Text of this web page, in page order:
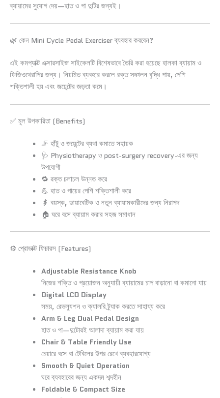
ব্যায়ামের সুযোগ দেয়—হাত ও পা দুটির জন্যই।
🌿 কেন Mini Cycle Pedal Exerciser ব্যবহার করবেন?
এই কমপ্যাক্ট এক্সারসাইজ সাইকেলটি বিশেষভাবে তৈরি করা হয়েছে হালকা ব্যায়াম ও
ফিজিওথেরাপির জন্য। নিয়মিত ব্যবহার করলে রক্ত সঞ্চালন বৃদ্ধি পায়, পেশি
শক্তিশালী হয় এবং জয়েন্টের জড়তা কমে।
✅ মূল উপকারিতা (Benefits)
🦵 হাঁটু ও জয়েন্টের ব্যথা কমাতে সহায়ক
🩺 Physiotherapy ও post-surgery recovery-এর জন্য
উপযোগী
🔁 রক্ত চলাচল উন্নত করে
💪 হাত ও পায়ের পেশি শক্তিশালী করে
👵 বয়স্ক, ডায়াবেটিক ও নতুন ব্যায়ামকারীদের জন্য নিরাপদ
🏠 ঘরে বসে ব্যায়াম করার সহজ সমাধান
⚙️ প্রোডাক্ট ফিচারস (Features)
Adjustable Resistance Knob
নিজের শক্তি ও প্রয়োজন অনুযায়ী ব্যায়ামের চাপ বাড়ানো বা কমানো যায়
Digital LCD Display
সময়, রেভল্যুশন ও ক্যালরি ট্র্যাক করতে সাহায্য করে
Arm & Leg Dual Pedal Design
হাত ও পা—দুটোরই আলাদা ব্যায়াম করা যায়
Chair & Table Friendly Use
চেয়ারে বসে বা টেবিলের উপর রেখে ব্যবহারযোগ্য
Smooth & Quiet Operation
ঘরে ব্যবহারের জন্য একদম শব্দহীন
Foldable & Compact Size